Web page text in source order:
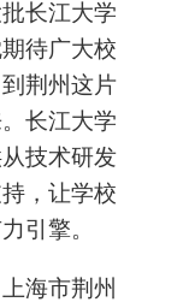
长江大学
待广大校
荆州这片
长江大学
技术研发
，让学校
引擎。
海市荆州